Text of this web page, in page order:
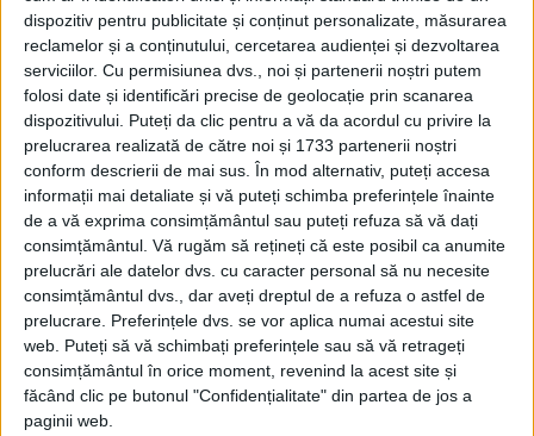
dispozitiv pentru publicitate și conținut personalizate, măsurarea
reclamelor și a conținutului, cercetarea audienței și dezvoltarea
serviciilor. Cu permisiunea dvs., noi și partenerii noștri putem
folosi date și identificări precise de geolocație prin scanarea
dispozitivului. Puteți da clic pentru a vă da acordul cu privire la
prelucrarea realizată de către noi și 1733 partenerii noștri
conform descrierii de mai sus. În mod alternativ, puteți accesa
informații mai detaliate și vă puteți schimba preferințele înainte
de a vă exprima consimțământul sau puteți refuza să vă dați
consimțământul. Vă rugăm să rețineți că este posibil ca anumite
prelucrări ale datelor dvs. cu caracter personal să nu necesite
consimțământul dvs., dar aveți dreptul de a refuza o astfel de
prelucrare. Preferințele dvs. se vor aplica numai acestui site
web. Puteți să vă schimbați preferințele sau să vă retrageți
consimțământul în orice moment, revenind la acest site și
făcând clic pe butonul "Confidențialitate" din partea de jos a
paginii web.
Din ultima ediție ...
Regina României
Carol al II-lea și acțiunile sale care au ruinat
România Mare
Afaceri oneroase care au marcat România
modernă: Strousberg și Hallier
ETICHETE:
PUBLICAT IN CATEGORIILE:
NOIEMBRIE 2024
DISTRIBUIE ȘTIREA: FACEBOOK| TWITTER
DACĂ VA PLAC MATERIALELE PUBLICATE, VA INVITĂM SĂ NE URMĂRIȚI
PAGINA NOASTRĂ DE FACEBOOK